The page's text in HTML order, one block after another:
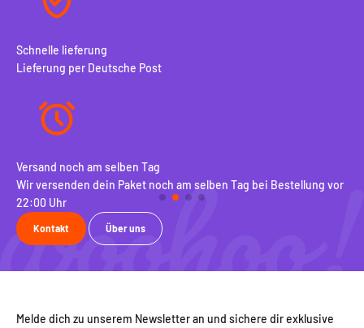
Schnelle lieferung
Lieferung per Deutsche Post
Versand noch am selben Tag
Wir versenden dein Paket noch am selben Tag bei Bestellung vor
22:00 Uhr
Kontakt Über uns
Melde dich zu unserem Newsletter an und sichere dir exklusive